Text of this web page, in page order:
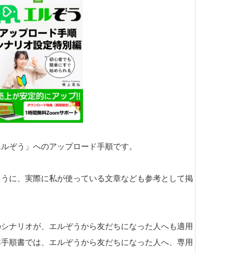
ぞう」へのアップロード手順です。
に、実際に私が使っている文章なども参考として掲
ナリオが、エルぞうから友だちになった人へも適用
順書では、エルぞうから友だちになった人へ、専用